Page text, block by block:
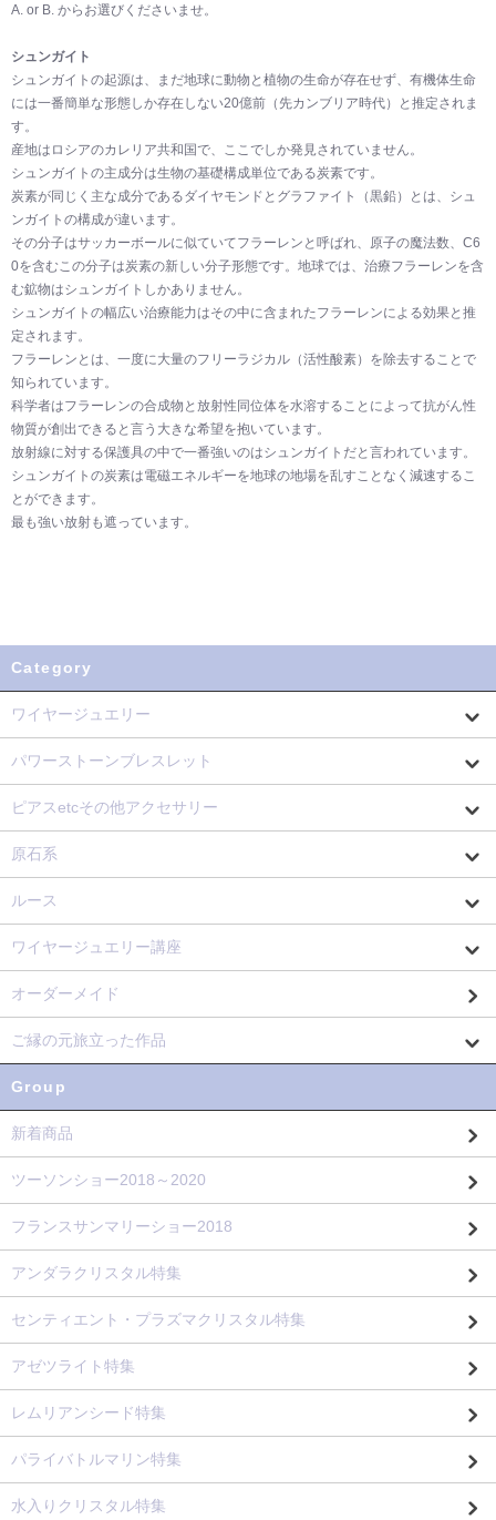
A. or B. からお選びくださいませ。
シュンガイト
シュンガイトの起源は、まだ地球に動物と植物の生命が存在せず、有機体生命
には一番簡単な形態しか存在しない20億前（先カンブリア時代）と推定されま
す。
産地はロシアのカレリア共和国で、ここでしか発見されていません。
シュンガイトの主成分は生物の基礎構成単位である炭素です。
炭素が同じく主な成分であるダイヤモンドとグラファイト（黒鉛）とは、シュ
ンガイトの構成が違います。
その分子はサッカーボールに似ていてフラーレンと呼ばれ、原子の魔法数、C6
0を含むこの分子は炭素の新しい分子形態です。地球では、治療フラーレンを含
む鉱物はシュンガイトしかありません。
シュンガイトの幅広い治療能力はその中に含まれたフラーレンによる効果と推
定されます。
フラーレンとは、一度に大量のフリーラジカル（活性酸素）を除去することで
知られています。
科学者はフラーレンの合成物と放射性同位体を水溶することによって抗がん性
物質が創出できると言う大きな希望を抱いています。
放射線に対する保護具の中で一番強いのはシュンガイトだと言われています。
シュンガイトの炭素は電磁エネルギーを地球の地場を乱すことなく減速するこ
とができます。
最も強い放射も遮っています。
Category
ワイヤージュエリー
パワーストーンブレスレット
ピアスetcその他アクセサリー
原石系
ルース
ワイヤージュエリー講座
オーダーメイド
ご縁の元旅立った作品
Group
新着商品
ツーソンショー2018～2020
フランスサンマリーショー2018
アンダラクリスタル特集
センティエント・プラズマクリスタル特集
アゼツライト特集
レムリアンシード特集
パライバトルマリン特集
水入りクリスタル特集